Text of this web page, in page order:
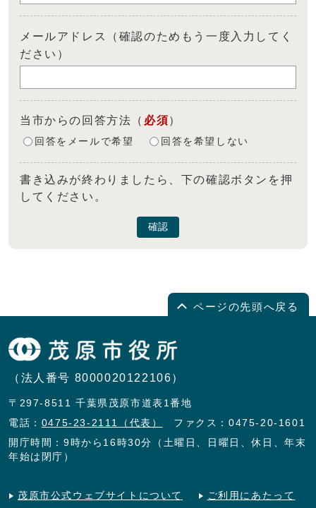
メールアドレス（確認のためもう一度入力してく
ださい）
当市からの回答方法 （ 必須）
回答をメールで希望 回答を希望しない
書き込みが終わりましたら、下の確認ボタンを押
してください。
確認
ページの先頭へ戻る
（法人番号 8000020122106）
〒297-8511 千葉県茂原市道表1番地
電話： 0475-23-2111（代表）
ファクス：0475-20-1601
開庁時間：9時から16時30分（土曜日、日曜日、休日、年末
年始は閉庁）
茂原市公式ウェブサイトについて ご利用にあたって